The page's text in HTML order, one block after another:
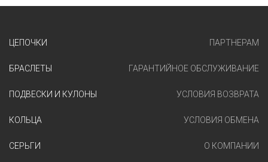
ЦЕПОЧКИ
БРАСЛЕТЫ
ПОДВЕСКИ И КУЛОНЫ
КОЛЬЦА
СЕРЬГИ
ПАРТНЕРАМ
ГАРАНТИЙНОЕ ОБСЛУЖИВАНИЕ
УСЛОВИЯ ВОЗВРАТА
УСЛОВИЯ ОБМЕНА
О КОМПАНИИ